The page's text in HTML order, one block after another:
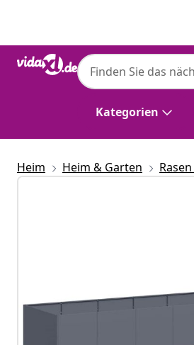
Kategorien
Heim Heim & Garten